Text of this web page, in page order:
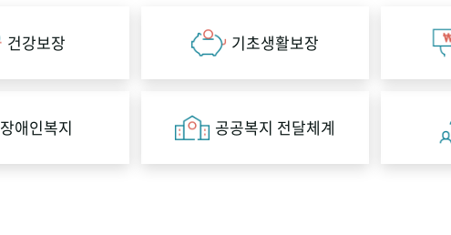
건강보장 기초생활보장
장애인복지 공공복지 전달체계